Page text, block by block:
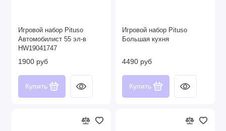
Игровой набор Pituso
Автомобилист 55 эл-в
HW19041747
1900 руб
Купить
Игровой набор Pituso
Большая кухня
4490 руб
Купить